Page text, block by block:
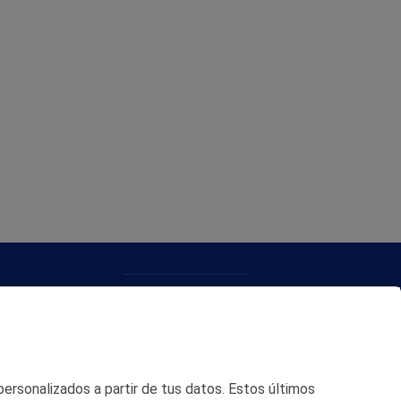
a partir de tus datos. Estos últimos